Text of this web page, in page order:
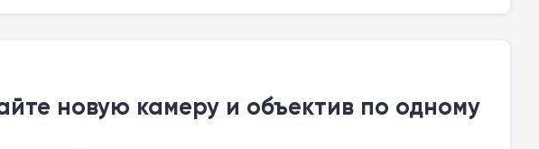
новую камеру и объектив по одному